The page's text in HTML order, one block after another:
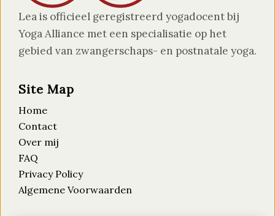
Lea is officieel geregistreerd yogadocent bij
Yoga Alliance met een specialisatie op het
gebied van zwangerschaps- en postnatale yoga.
Site Map
Home
Contact
Over mij
FAQ
Privacy Policy
Algemene Voorwaarden